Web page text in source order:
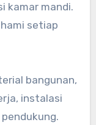
kamar mandi.
setiap
bangunan,
instalasi